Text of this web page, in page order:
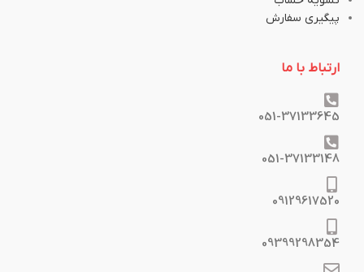
پیگیری سفارش
ارتباط با ما
051-37133645
051-37133148
09129617520
09399298354